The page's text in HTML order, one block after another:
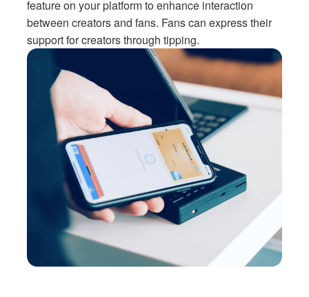
feature on your platform to enhance interaction
between creators and fans. Fans can express their
support for creators through tipping.